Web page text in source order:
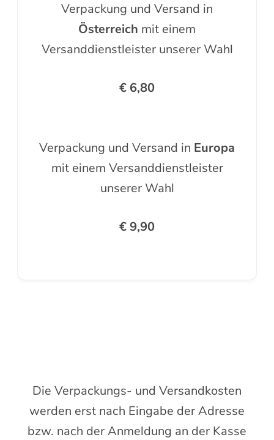
Verpackung und Versand in
Österreich mit einem
Versanddienstleister unserer Wahl
€ 6,80
Verpackung und Versand in Europa
mit einem Versanddienstleister
unserer Wahl
€ 9,90
Die Verpackungs- und Versandkosten
werden erst nach Eingabe der Adresse
bzw. nach der Anmeldung an der Kasse